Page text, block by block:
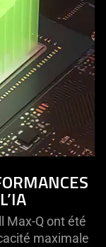
Max-Q ont été
maximale